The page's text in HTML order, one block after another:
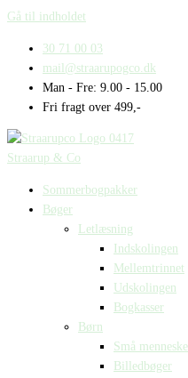
Gå til indholdet
30 71 00 03
mail@straarupogco.dk
Man - Fre: 9.00 - 15.00
Fri fragt over 499,-
Straarup & Co
Sommerbogpakker
Bøger
Letlæsning
Indskolingen
Mellemtrinnet
Udskolingen
Bogkasser
Børn
Små
Billedbøger